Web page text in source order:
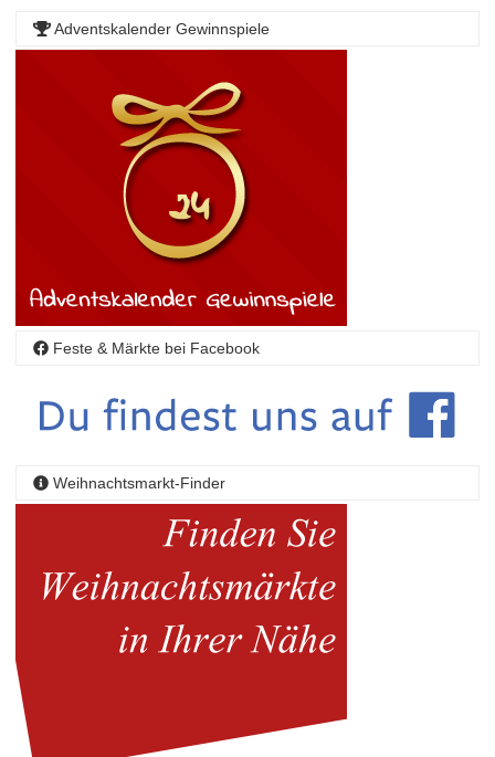
Adventskalender Gewinnspiele
Feste & Märkte bei Facebook
Weihnachtsmarkt-Finder